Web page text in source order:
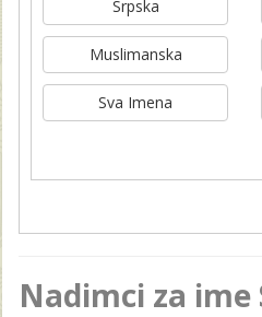
Srpska
Muslimanska
Sva Imena
Nadimci za ime